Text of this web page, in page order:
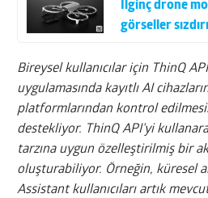
İlginç drone
görseller
Bireysel kullanıcılar için ThinQ
uygulamasında kayıtlı AI
platformlarından kontrol
destekliyor. ThinQ API’yi
tarzına uygun özelleştirilmiş bir
oluşturabiliyor. Örneğin, küresel
Assistant kullanıcıları artık